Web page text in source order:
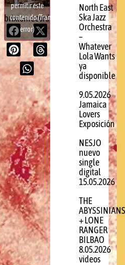
permitir este
contenido (Translation
error)
brixtonrecords.com
North East
Ska Jazz
Orchestra
–
Whatever
Lola Wants
ya
disponible
9.05.2026
Jamaica
Lovers
Exposición
NESJO
nuevo
single
digital
15.05.2026
THE
ABYSSINIANS
+ LONE
RANGER
BILBAO
8.05.2026
videos